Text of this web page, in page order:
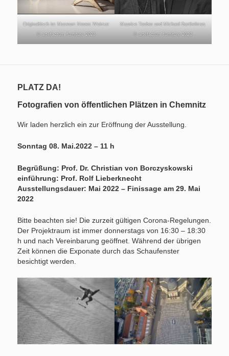
Originaltisch im Museum Neues Weimar
© artefactum furniture 2023
Maurice Teuber und Michael Barthelmes
© artefactum furniture 2023
PLATZ DA!
Fotografien von öffentlichen Plätzen in Chemnitz
Wir laden herzlich ein zur Eröffnung der Ausstellung.
Sonntag 08. Mai.2022 – 11 h
Begrüßung: Prof. Dr. Christian von Borczyskowski
einführung: Prof. Rolf Lieberknecht
Ausstellungsdauer: Mai 2022 – Finissage am 29. Mai
2022
Bitte beachten sie! Die zurzeit gültigen Corona-Regelungen.
Der Projektraum ist immer donnerstags von 16:30 – 18:30
h und nach Vereinbarung geöffnet. Während der übrigen
Zeit können die Exponate durch das Schaufenster
besichtigt werden.